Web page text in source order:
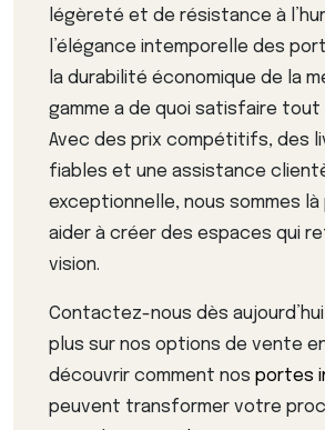
légèreté et de résistance à
l’élégance intemporelle des
la durabilité économique de la
gamme a de quoi satisfaire tout
Avec des prix compétitifs, des
fiables et une assistance
exceptionnelle, nous sommes là
aider à créer des espaces qui
vision.
Contactez-nous dès
plus sur nos options de vente
découvrir comment nos portes
peuvent transformer votre